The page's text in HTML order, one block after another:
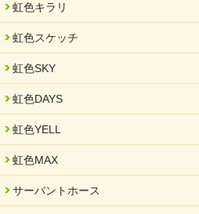
虹色キラリ
虹色スケッチ
虹色SKY
虹色DAYS
虹色YELL
虹色MAX
サーバントホース